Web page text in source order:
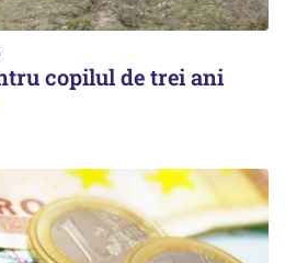
copilul de trei ani